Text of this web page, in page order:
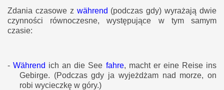
Zdania czasowe z während (podczas gdy) wyrażają dwie
czynności równoczesne, występujące w tym samym
czasie:
- Während ich an die See fahre, macht er eine Reise ins
Gebirge. (Podczas gdy ja wyjeżdżam nad morze, on
robi wycieczkę w góry.)